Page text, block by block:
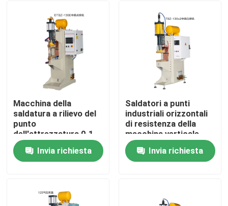
Casa
Contatti
Macchina della
saldatura a rilievo del
punto
dell'attrezzatura 0.1-
10s della saldatura a
punti di acciaio al
carbonio
Invia richiesta
Saldatori a punti
industriali orizzontali
di resistenza della
macchina verticale
della saldatura a punti
Invia richiesta